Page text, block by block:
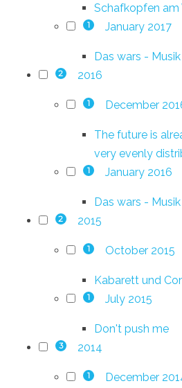
Schafkopfen am
1 January 2017
Das wars -
2 2016
1 December
The future is
very evenly
1 January 2016
Das wars - Musik
2 2015
1 October 2015
Kabarett und
1 July 2015
Don't push me
3 2014
1 December